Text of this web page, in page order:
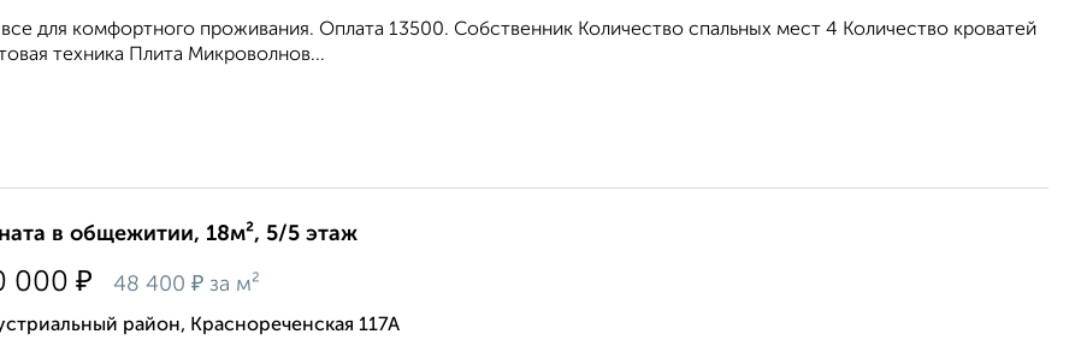
все для комфортного проживания. Оплата 13500. Собственник Количество спальных мест 4 Количество кроватей
техника Плита Микроволнов...
в общежитии, 18м², 5/5 этаж
000 ₽ 48 400 ₽ за м²
район, Краснореченская 117А